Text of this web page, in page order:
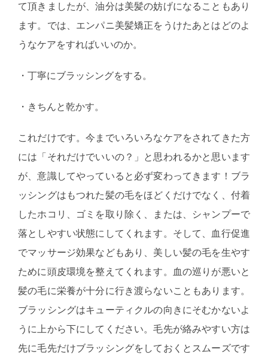
て頂きましたが、油分は美髪の妨げになることもあり
ます。では、エンパニ美髪矯正をうけたあとはどのよ
うなケアをすればいいのか。
・丁寧にブラッシングをする。
・きちんと乾かす。
これだけです。今までいろいろなケアをされてきた方
には「それだけでいいの？」と思われるかと思います
が、意識してやっていると必ず変わってきます！ブラ
ッシングはもつれた髪の毛をほどくだけでなく、付着
したホコリ、ゴミを取り除く、または、シャンプーで
落としやすい状態にしてくれます。そして、血行促進
でマッサージ効果などもあり、美しい髪の毛を生やす
ために頭皮環境を整えてくれます。血の巡りが悪いと
髪の毛に栄養が十分に行き渡らないこともあります。
ブラッシングはキューティクルの向きにそむかないよ
うに上から下にしてください。毛先が絡みやすい方は
先に毛先だけブラッシングをしておくとスムーズです